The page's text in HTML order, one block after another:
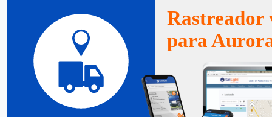
Rastreador
para